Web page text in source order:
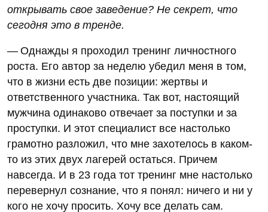
открывать свое заведение? Не секрет, что
сегодня это в тренде.
— Однажды я проходил тренинг личностного
роста. Его автор за неделю убедил меня в том,
что в жизни есть две позиции: жертвы и
ответственного участника. Так вот, настоящий
мужчина одинаково отвечает за поступки и за
проступки. И этот специалист все настолько
грамотно разложил, что мне захотелось в каком-
то из этих двух лагерей остаться. Причем
навсегда. И в 23 года тот тренинг мне настолько
перевернул сознание, что я понял: ничего и ни у
кого не хочу просить. Хочу все делать сам.